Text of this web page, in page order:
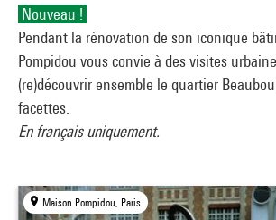
Nouveau !
Pendant la rénovation de son iconique
Pompidou vous convie à des visites
(re)découvrir ensemble le quartier
facettes.
En français uniquement.
Maison Pompidou, Paris